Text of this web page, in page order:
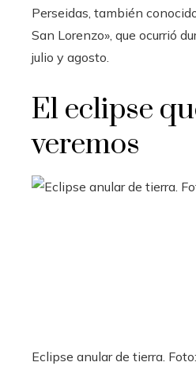
Perseidas, también
San Lorenzo», que ocurrió
julio y agosto.
El eclipse
veremos
Eclipse anular de tierra.